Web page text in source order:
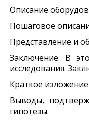
Описание
Пошаговое
Представление и
Заключение. В
исследования.
Краткое
Выводы,
гипотезы.